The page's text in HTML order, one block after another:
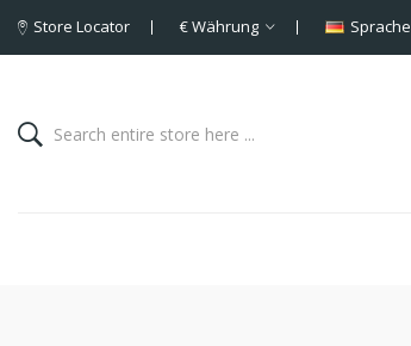
Store Locator €Währung Sprache